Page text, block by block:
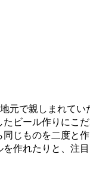
元で親しまれてい
ビール作りにこ
じものを二度と
作れたりと、注